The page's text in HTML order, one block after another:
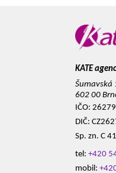
KATE
Šumavská
602 00
IČO:
DIČ:
Sp. zn. C
tel: +420
mobil: